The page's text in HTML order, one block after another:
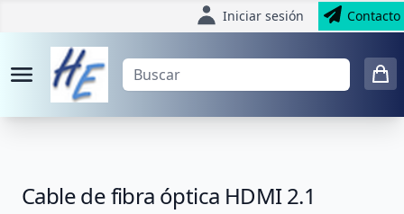
Iniciar sesión Contacto
Cable de fibra óptica HDMI 2.1